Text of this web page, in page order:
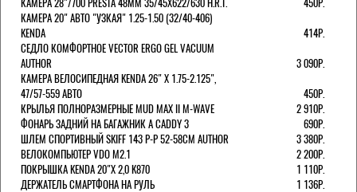
КАМЕРА 20" АВТО "УЗКАЯ" 1.25-1.50 (32/40-406)
KENDA
414Р.
СЕДЛО КОМФОРТНОЕ VECTOR ERGO GEL VACUUM
AUTHOR
3 090Р.
КАМЕРА ВЕЛОСИПЕДНАЯ KENDA 26" Х 1.75-2.125",
47/57-559 АВТО
450Р.
КРЫЛЬЯ ПОЛНОРАЗМЕРНЫЕ MUD MAX II M-WAVE
2 910Р.
ФОНАРЬ ЗАДНИЙ НА БАГАЖНИК A CADDY 3
690Р.
ШЛЕМ СПОРТИВНЫЙ SKIFF 143 Р-Р 52-58СМ AUTHOR
3 380Р.
ВЕЛОКОМПЬЮТЕР VDO M2.1
2 200Р.
ПОКРЫШКА KENDA 20"Х 2,0 K870
1 110Р.
ДЕРЖАТЕЛЬ СМАРТФОНА НА РУЛЬ
1 136Р.